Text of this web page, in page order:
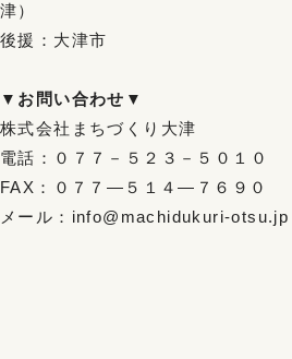
津）
後援：大津市
▼お問い合わせ▼
株式会社まちづくり大津
電話：０７７－５２３－５０１０
FAX：０７７―５１４―７６９０
メール：info@machidukuri-otsu.jp